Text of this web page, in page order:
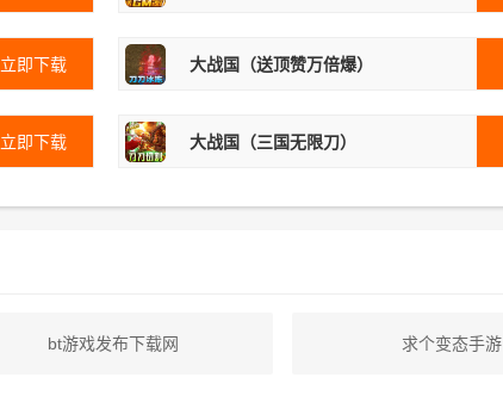
立即下载 大战国（送顶赞万倍爆）
立即下载 大战国（三国无限刀）
bt游戏发布下载网 求个变态手游